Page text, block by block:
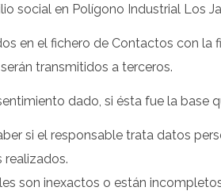
social en Polígono Industrial Los
en el fichero de Contactos con
transmitidos a terceros.
dado, si ésta fue la
si el responsable trata datos
son inexactos o están